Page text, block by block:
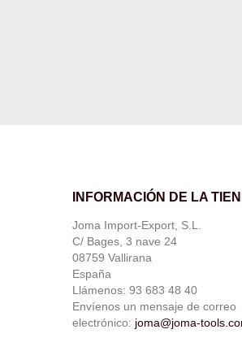
INFORMACIÓN DE LA
Joma Import-Export, S.L.
C/ Bages, 3 nave 24
08759 Vallirana
España
Llámenos: 93 683 48 40
Envíenos un mensaje de correo
electrónico: joma@joma-